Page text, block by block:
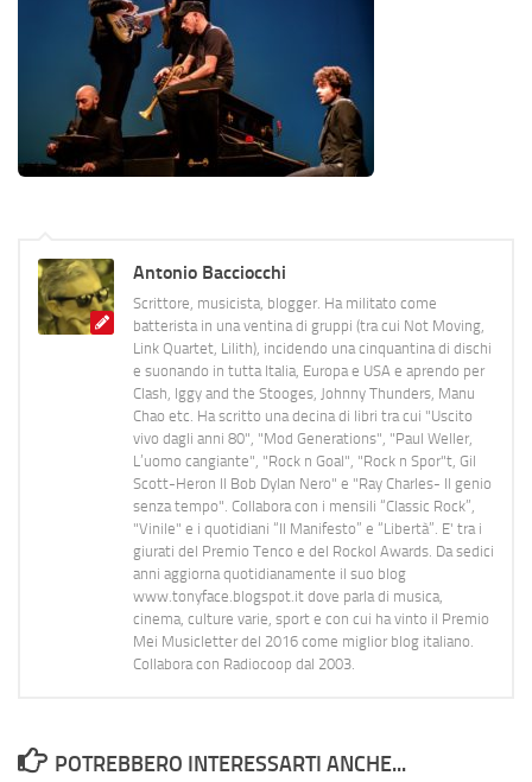
Antonio Bacciocchi
Scrittore, musicista, blogger. Ha militato come
batterista in una ventina di gruppi (tra cui Not Moving,
Link Quartet, Lilith), incidendo una cinquantina di dischi
e suonando in tutta Italia, Europa e USA e aprendo per
Clash, Iggy and the Stooges, Johnny Thunders, Manu
Chao etc. Ha scritto una decina di libri tra cui "Uscito
vivo dagli anni 80", "Mod Generations", "Paul Weller,
L’uomo cangiante", "Rock n Goal", "Rock n Spor"t, Gil
Scott-Heron Il Bob Dylan Nero" e "Ray Charles- Il genio
senza tempo". Collabora con i mensili “Classic Rock”,
"Vinile" e i quotidiani “Il Manifesto” e “Libertà”. E' tra i
giurati del Premio Tenco e del Rockol Awards. Da sedici
anni aggiorna quotidianamente il suo blog
www.tonyface.blogspot.it dove parla di musica,
cinema, culture varie, sport e con cui ha vinto il Premio
Mei Musicletter del 2016 come miglior blog italiano.
Collabora con Radiocoop dal 2003.
POTREBBERO INTERESSARTI ANCHE...